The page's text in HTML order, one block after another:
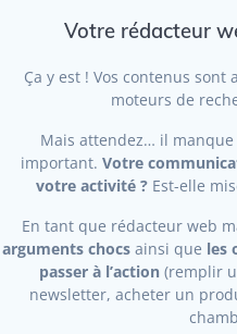
Votre rédacteur
Ça y est ! Vos contenus
moteurs de
Mais attendez… il
important. Votre
votre activité ? Est-elle
En tant que rédacteur web
arguments chocs ainsi que les
passer à l’action (remplir
newsletter, acheter un